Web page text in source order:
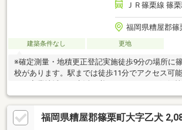
ＪＲ篠栗線 篠
福岡県糟屋郡篠
建築条件なし 更地
※確定測量・地積更正登記実施徒歩9分の場所に
校があります。駅までは徒歩11分でアクセス可
利便性の良い地域です。土地購入をお考えの方
多数あります。住まい探しのノウハウは当社に
知識と経験豊富な当社スタッフが、親切丁寧にお
福岡県糟屋郡篠栗町大字乙犬